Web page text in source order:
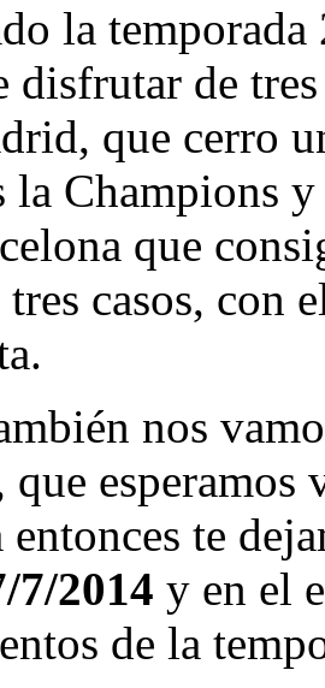
la
disfrutar de
que cerro
Champions
que
tres casos,
nos
que esperamos
te
7/2014 y en el
de la